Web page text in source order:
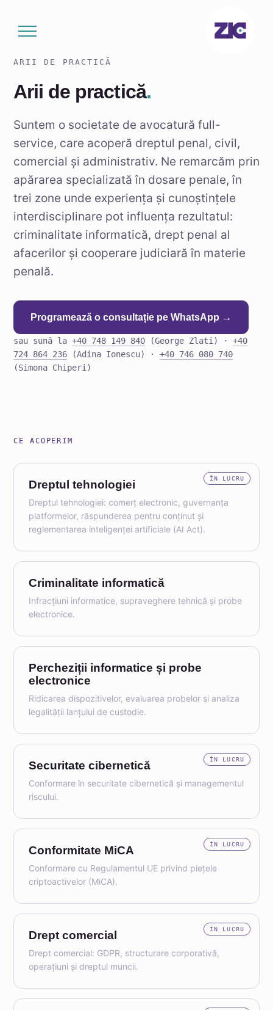
ARII DE PRACTICĂ
Arii de practică.
Suntem o societate de avocatură full-
service, care acoperă dreptul penal, civil,
comercial și administrativ. Ne remarcăm prin
apărarea specializată în dosare penale, în
trei zone unde experiența și cunoștințele
interdisciplinare pot influența rezultatul:
criminalitate informatică, drept penal al
afacerilor și cooperare judiciară în materie
penală.
Programează o consultație pe WhatsApp →
sau sună la +40 748 149 840 (George Zlati) · +40
724 864 236 (Adina Ionescu) · +40 746 080 740
(Simona Chiperi)
CE ACOPERIM
ÎN LUCRU
Dreptul tehnologiei
Dreptul tehnologiei: comerț electronic, guvernanța
platformelor, răspunderea pentru conținut și
reglementarea inteligenței artificiale (AI Act).
Criminalitate informatică
Infracțiuni informatice, supraveghere tehnică și probe
electronice.
Percheziții informatice și probe
electronice
Ridicarea dispozitivelor, evaluarea probelor și analiza
legalității lanțului de custodie.
ÎN LUCRU
Securitate cibernetică
Conformare în securitate cibernetică și managementul
riscului.
ÎN LUCRU
Conformitate MiCA
Conformare cu Regulamentul UE privind piețele
criptoactivelor (MiCA).
ÎN LUCRU
Drept comercial
Drept comercial: GDPR, structurare corporativă,
operațiuni și dreptul muncii.